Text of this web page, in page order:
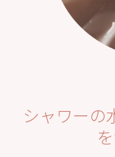
シャワーの